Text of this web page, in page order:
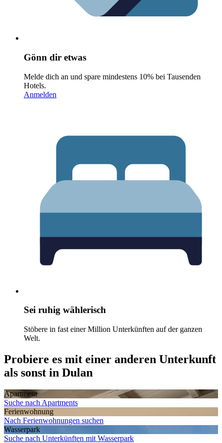
Gönn dir etwas
Melde dich an und spare mindestens 10% bei Tausenden
Hotels.
Anmelden
Sei ruhig wählerisch
Stöbere in fast einer Million Unterkünften auf der ganzen
Welt.
Probiere es mit einer anderen Unterkunft
als sonst in Dulan
Apartment
Suche nach Apartments
Ferien­wohnung
Nach Ferienwohnungen suchen
Wasserpark
Suche nach Unterkünften mit Wasserpark